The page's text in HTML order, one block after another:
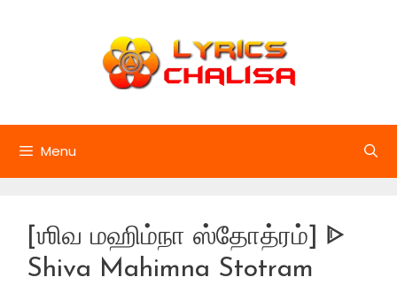
Menu
[ஶிவ மஹிம்நா ஸ்தோத்ரம்] ᐈ
Shiva Mahimna Stotram